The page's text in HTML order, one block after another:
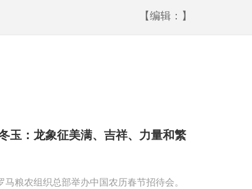
【编辑：】
玉：龙象征美满、吉祥、力量和繁
粮农组织总部举办中国农历春节招待会。